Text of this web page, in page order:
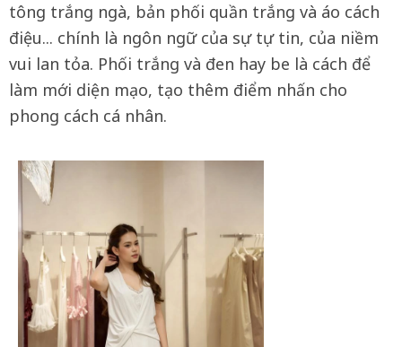
tông trắng ngà, bản phối quần trắng và áo cách
điệu... chính là ngôn ngữ của sự tự tin, của niềm
vui lan tỏa. Phối trắng và đen hay be là cách để
làm mới diện mạo, tạo thêm điểm nhấn cho
phong cách cá nhân.